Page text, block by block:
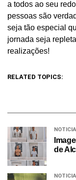
a todos ao seu
pessoas são
seja tão especial
jornada seja
realizações!
RELATED TOPICS:
de